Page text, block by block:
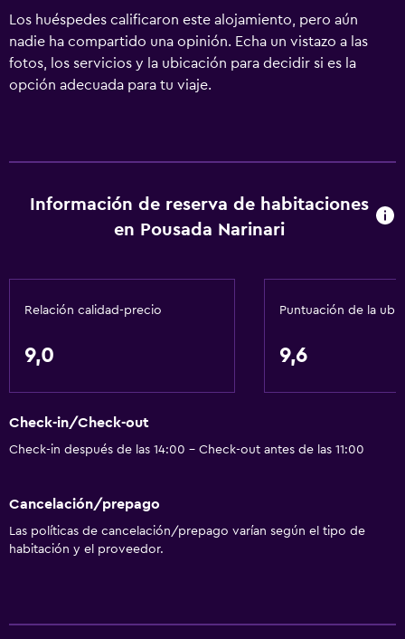
Los huéspedes calificaron este alojamiento, pero aún
nadie ha compartido una opinión. Echa un vistazo a las
fotos, los servicios y la ubicación para decidir si es la
opción adecuada para tu viaje.
Información de reserva de habitaciones
en Pousada Narinari
Relación calidad-precio
9,0
Puntuación de la
9,6
Check-in/Check-out
Check-in después de las 14:00 - Check-out antes de las 11:00
Cancelación/prepago
Las políticas de cancelación/prepago varían según el tipo de
habitación y el proveedor.